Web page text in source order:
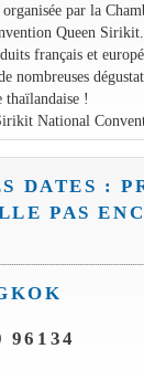
par la
Queen
français et
nombreuses
thaïlandaise !
National
DATES :
PAS
96134